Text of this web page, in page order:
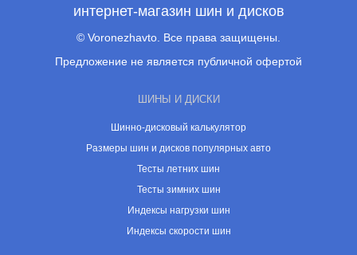
интернет-магазин шин и дисков
© Voronezhavto. Все права защищены.
Предложение не является публичной офертой
ШИНЫ И ДИСКИ
Шинно-дисковый калькулятор
Размеры шин и дисков популярных авто
Тесты летних шин
Тесты зимних шин
Индексы нагрузки шин
Индексы скорости шин